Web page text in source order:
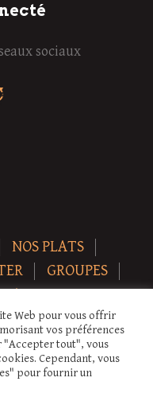
sociaux
NOS PLATS
GROUPES
Tous droits réservés.
Web pour vous offrir
vos préférences
"Accepter tout", vous
Cependant, vous
pour fournir un